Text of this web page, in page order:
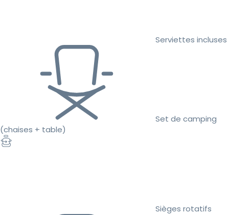
Serviettes incluses
Set de camping
(chaises + table)
Sièges rotatifs